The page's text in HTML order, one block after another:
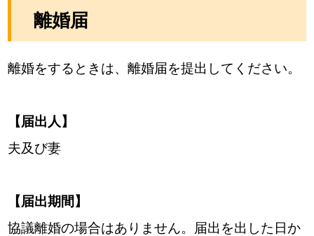
離婚届
離婚をするときは、離婚届を提出してください。
【届出人】
夫及び妻
【届出期間】
協議離婚の場合はありません。届出を出した日か